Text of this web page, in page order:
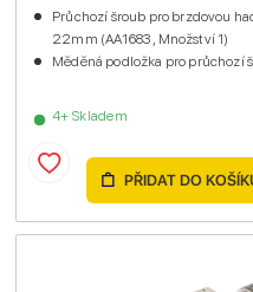
4+ Skladem
Průchozí šroub pro brzdovou
22mm (AA1683 , Množství 1)
Měděná podložka pro průchozí
PŘIDAT DO